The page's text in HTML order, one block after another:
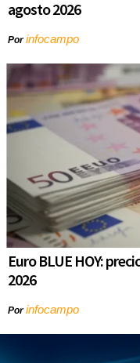
agosto 2026
Porinfocampo
Euro BLUE HOY:
2026
Porinfocampo